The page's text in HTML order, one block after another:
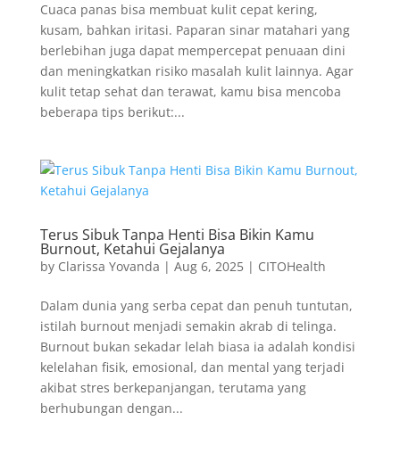
Cuaca panas bisa membuat kulit cepat kering,
kusam, bahkan iritasi. Paparan sinar matahari yang
berlebihan juga dapat mempercepat penuaan dini
dan meningkatkan risiko masalah kulit lainnya. Agar
kulit tetap sehat dan terawat, kamu bisa mencoba
beberapa tips berikut:...
Terus Sibuk Tanpa Henti Bisa Bikin Kamu
Burnout, Ketahui Gejalanya
by Clarissa Yovanda | Aug 6, 2025| CITOHealth
Dalam dunia yang serba cepat dan penuh tuntutan,
istilah burnout menjadi semakin akrab di telinga.
Burnout bukan sekadar lelah biasa ia adalah kondisi
kelelahan fisik, emosional, dan mental yang terjadi
akibat stres berkepanjangan, terutama yang
berhubungan dengan...